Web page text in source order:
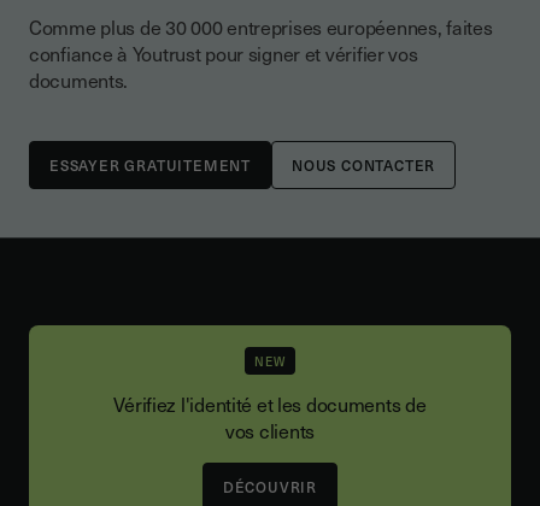
Comme plus de 30 000 entreprises européennes, faites
confiance à Youtrust pour signer et vérifier vos
documents.
NOUS CONTACTER
NEW
Vérifiez l'identité et les documents de
vos clients
DÉCOUVRIR